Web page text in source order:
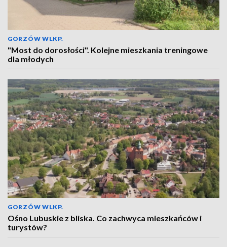
GORZÓW WLKP.
"Most do dorosłości". Kolejne mieszkania treningowe
dla młodych
GORZÓW WLKP.
Ośno Lubuskie z bliska. Co zachwyca mieszkańców i
turystów?